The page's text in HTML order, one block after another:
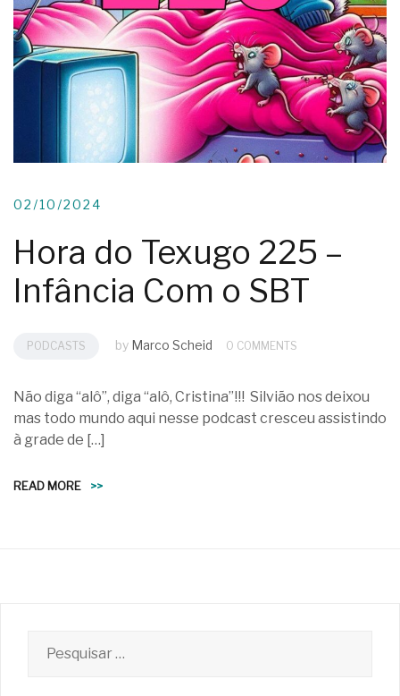
02/10/2024
Hora do Texugo 225 –
Infância Com o SBT
PODCASTS by Marco Scheid 0 COMMENTS
Não diga “alô”, diga “alô, Cristina”!!! Silvião nos deixou
mas todo mundo aqui nesse podcast cresceu assistindo
à grade de […]
READ MORE >>
por: